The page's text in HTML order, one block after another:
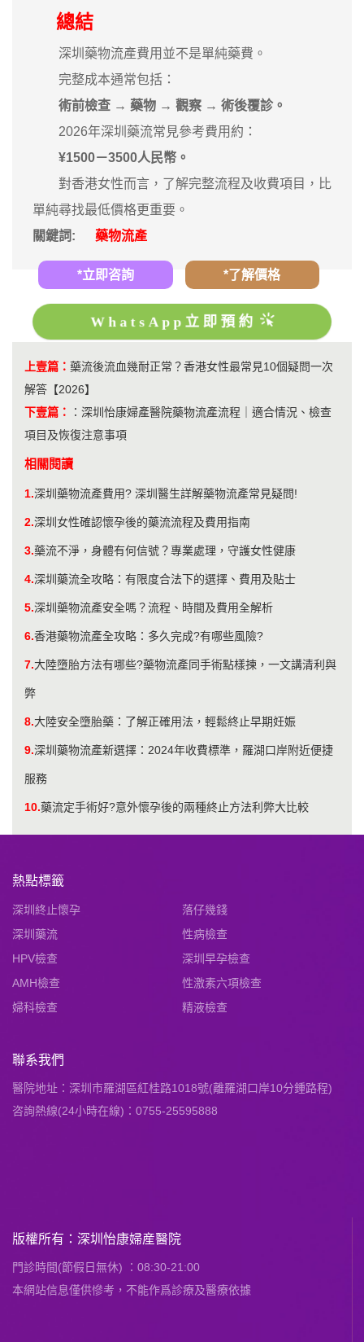
總結
深圳藥物流產費用並不是單純藥費。
完整成本通常包括：
術前檢查 → 藥物 → 觀察 → 術後覆診。
2026年深圳藥流常見參考費用約：
¥1500－3500人民幣。
對香港女性而言，了解完整流程及收費項目，比
單純尋找最低價格更重要。
關鍵詞:
藥物流產
*立即咨詢 *了解價格
WhatsApp立即預約
上壹篇： 藥流後流血幾耐正常？香港女性最常見10個疑問一次
解答【2026】
下壹篇：
： 深圳怡康婦產醫院藥物流產流程｜適合情況、檢查
項目及恢復注意事項
相關閱讀
1.深圳藥物流產費用? 深圳醫生詳解藥物流產常見疑問!
2.深圳女性確認懷孕後的藥流流程及費用指南
3.藥流不淨，身體有何信號？專業處理，守護女性健康
4.深圳藥流全攻略：有限度合法下的選擇、費用及貼士
5.深圳藥物流產安全嗎？流程、時間及費用全解析
6.香港藥物流產全攻略：多久完成?有哪些風險?
7.大陸墮胎方法有哪些?藥物流產同手術點樣揀，一文講清利與
弊
8.大陸安全墮胎藥：了解正確用法，輕鬆終止早期妊娠
9.深圳藥物流產新選擇：2024年收費標準，羅湖口岸附近便捷
服務
10.藥流定手術好?意外懷孕後的兩種終止方法利弊大比較
熱點標籤
深圳終止懷孕
落仔幾錢
深圳藥流
性病檢查
HPV檢查
深圳早孕檢查
AMH檢查
性激素六項檢查
婦科檢查
精液檢查
聯系我們
醫院地址：深圳市羅湖區紅桂路1018號(離羅湖口岸10分鍾路程)
咨詢熱線(24小時在線)：0755-25595888
版權所有：深圳怡康婦産醫院
門診時間(節假日無休) ：08:30-21:00
本網站信息僅供慘考，不能作爲診療及醫療依據